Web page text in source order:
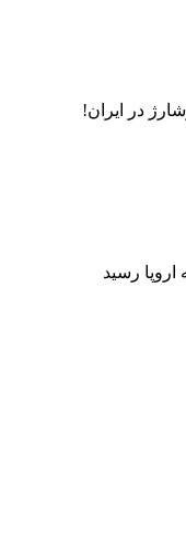
در ایران!
رسید